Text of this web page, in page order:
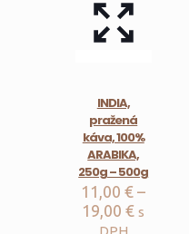
INDIA,
pražená
káva, 100%
ARABIKA,
250g – 500g
11,00€ –
19,00€ Price
s